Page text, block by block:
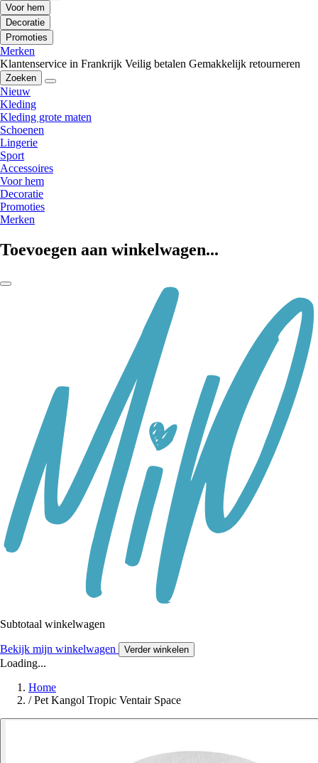
Voor hem
Decoratie
Promoties
Merken
Klantenservice in Frankrijk Veilig betalen Gemakkelijk retourneren
Zoeken
Nieuw
Kleding
Kleding grote maten
Schoenen
Lingerie
Sport
Accessoires
Voor hem
Decoratie
Promoties
Merken
Toevoegen aan winkelwagen...
Subtotaal winkelwagen
Bekijk mijn winkelwagen Verder winkelen
Loading...
Home
/ Pet Kangol Tropic Ventair Space